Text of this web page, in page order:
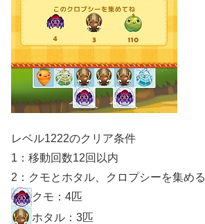
レベル1222のクリア条件
1：移動回数12回以内
2：クモとホタル、クロプシーを集める
クモ：4匹
ホタル：3匹